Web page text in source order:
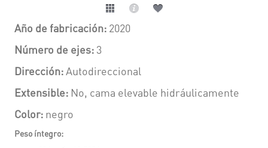
Año de fabricación: 2020
Número de ejes: 3
Dirección:Autodireccional
Extensible: No, cama elevable hidráulicamente
Color: negro
Peso íntegro: